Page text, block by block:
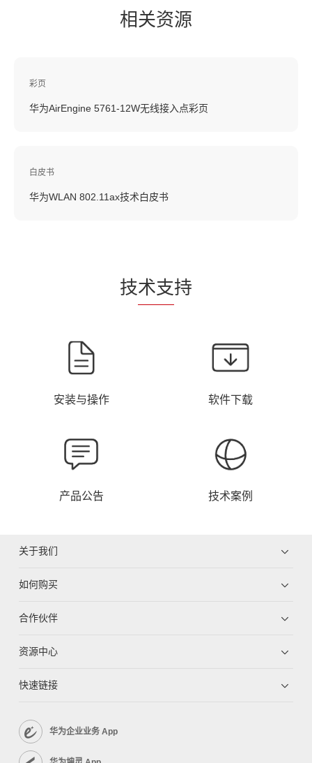
相关资源
彩页
华为AirEngine 5761-12W无线接入点彩页
白皮书
华为WLAN 802.11ax技术白皮书
技术支持
安装与操作 软件下载
产品公告 技术案例
关于我们
如何购买
合作伙伴
资源中心
快速链接
华为企业业务 App